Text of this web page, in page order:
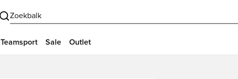
Zoekbalk
Teamsport Sale Outlet